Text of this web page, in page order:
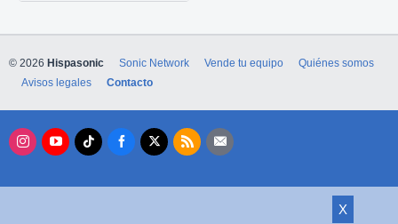
X
© 2026 Hispasonic Sonic Network Vende tu equipo
Quiénes somos
Avisos legales
Contacto